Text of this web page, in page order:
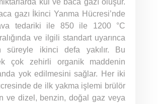
kül ve baca gazı oluşur.
gazı İkinci Yanma Hücresi’nde
tedariki ile 850 ile 1200 °C
ve ilgili standart uyarınca
süreyle ikinci defa yakılır. Bu
çok zehirli organik maddenin
yok edilmesini sağlar. Her iki
de ilk yakma işlemi brülör
ve dizel, benzin, doğal gaz veya